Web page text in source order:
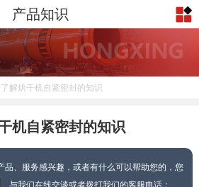
产品知识
了解烘干机自紧密封的知识
机自紧密封的知识
品、服务感兴趣，或者有什么可以帮助您的，您
与我们在线交谈或者拨打我们的客服电话：